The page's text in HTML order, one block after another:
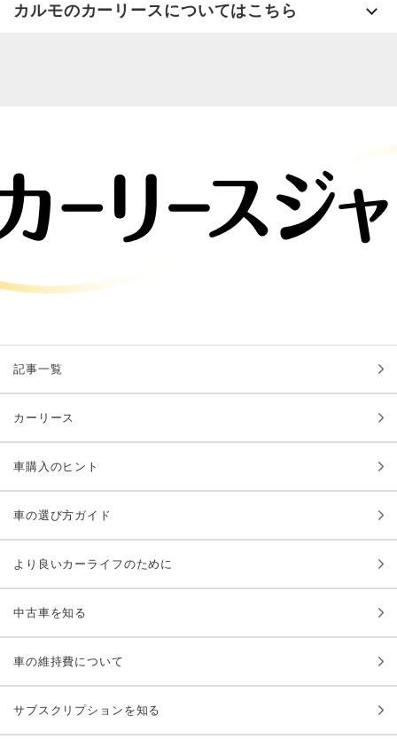
カルモのカーリースについてはこちら
記事一覧
カーリース
車購入のヒント
車の選び方ガイド
より良いカーライフのために
中古車を知る
車の維持費について
サブスクリプションを知る